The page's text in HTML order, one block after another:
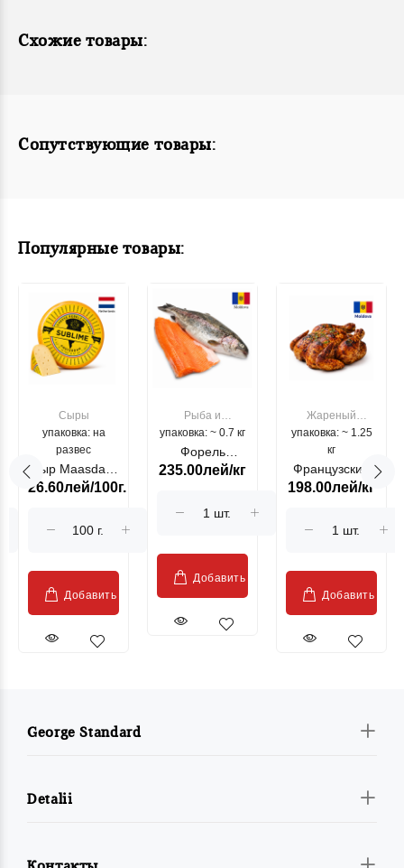
Схожие товары:
Сопутствующие товары:
Популярные товары:
Сыры
упаковка: на
развес
Сыр Maasdam
Sublime Cow
26.60лей/100г.
Добавить
Рыба и
морепродукты
упаковка: ~ 0.7 кг
Форель
лососевая
Moldovenesc"
235.00лей/кг
Добавить
Жареный
цыпленок
упаковка: ~ 1.25
кг
Французский
гриль, кг
198.00лей/кг
Добавить
George Standard
Detalii